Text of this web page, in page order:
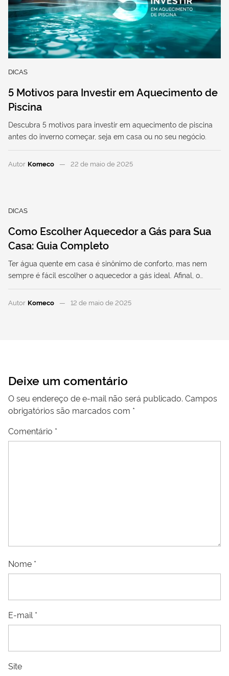
DICAS
5 Motivos para Investir em Aquecimento de
Piscina
Descubra 5 motivos para investir em aquecimento de piscina
antes do inverno começar, seja em casa ou no seu negócio.
Autor Komeco 22 de maio de 2025
DICAS
Como Escolher Aquecedor a Gás para Sua
Casa: Guia Completo
Ter água quente em casa é sinônimo de conforto, mas nem
sempre é fácil escolher o aquecedor a gás ideal. Afinal, o…
Autor Komeco 12 de maio de 2025
Deixe um comentário
O seu endereço de e-mail não será publicado. Campos
obrigatórios são marcados com *
Comentário *
Nome *
E-mail *
Site